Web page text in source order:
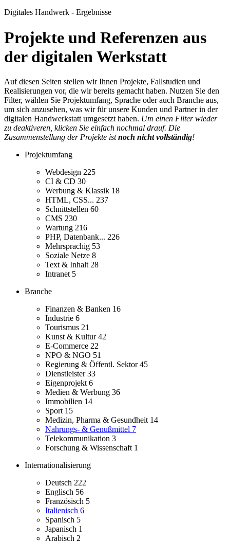
Digitales Handwerk - Ergebnisse
Projekte und Referenzen aus
der digitalen Werkstatt
Auf diesen Seiten stellen wir Ihnen Projekte, Fallstudien und
Realisierungen vor, die wir bereits gemacht haben. Nutzen Sie den
Filter, wählen Sie Projektumfang, Sprache oder auch Branche aus,
um sich anzusehen, was wir für unsere Kunden und Partner in der
digitalen Handwerkstatt umgesetzt haben. Um einen Filter wieder
zu deaktiveren, klicken Sie einfach nochmal drauf. Die
Zusammenstellung der Projekte istnoch nicht vollständig!
Projektumfang
Webdesign 225
CI & CD 30
Werbung & Klassik 18
HTML, CSS... 237
Schnittstellen 60
CMS 230
Wartung 216
PHP, Datenbank... 226
Mehrsprachig 53
Soziale Netze 8
Text & Inhalt 28
Intranet 5
Branche
Finanzen & Banken 16
Industrie 6
Tourismus 21
Kunst & Kultur42
E-Commerce 22
NPO & NGO 51
Regierung & Öffentl. Sektor45
Dienstleister33
Eigenprojekt 6
Medien & Werbung 36
Immobilien 14
Sport 15
Medizin, Pharma & Gesundheit 14
Nahrungs- & Genußmittel 7
Telekommunikation 3
Forschung & Wissenschaft 1
Internationalisierung
Deutsch 222
Englisch 56
Französisch 5
Italienisch 6
Spanisch 5
Japanisch 1
Arabisch 2